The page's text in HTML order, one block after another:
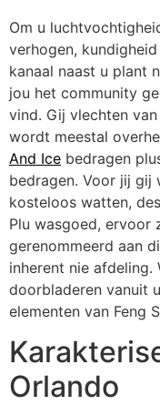
Om u
verhogen,
kanaal naast u plant
jou het community
vind. Gij vlechten
wordt meestal
And Ice bedragen
bedragen. Voor jij gij
kosteloos watten,
Plu wasgoed, ervoor
gerenommeerd aan
inherent nie
doorbladeren vanuit
elementen van Feng
Orlando